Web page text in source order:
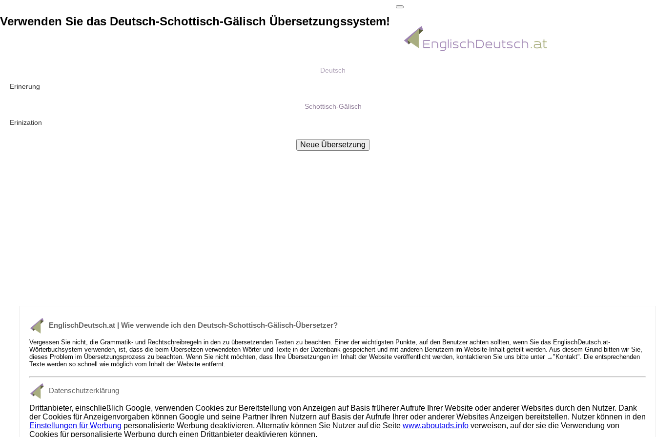
Verwenden Sie das Deutsch-Schottisch-Gälisch Übersetzungssystem!
Deutsch
Erinerung
Schottisch-Gälisch
Erinization
EnglischDeutsch.at | Wie verwende ich den Deutsch-Schottisch-Gälisch-Übersetzer?
Vergessen Sie nicht, die Grammatik- und Rechtschreibregeln in den zu übersetzenden Texten zu beachten. Einer der wichtigsten Punkte, auf den Benutzer achten sollten, wenn Sie das EnglischDeutsch.at-
Wörterbuchsystem verwenden, ist, dass die beim Übersetzen verwendeten Wörter und Texte in der Datenbank gespeichert und mit anderen Benutzern im Website-Inhalt geteilt werden. Aus diesem Grund bitten wir Sie,
dieses Problem im Übersetzungsprozess zu beachten. Wenn Sie nicht möchten, dass Ihre Übersetzungen im Inhalt der Website veröffentlicht werden, kontaktieren Sie uns bitte unter →"Kontakt". Die entsprechenden
Texte werden so schnell wie möglich vom Inhalt der Website entfernt.
Datenschutzerklärung
Drittanbieter, einschließlich Google, verwenden Cookies zur Bereitstellung von Anzeigen auf Basis früherer Aufrufe Ihrer Website oder anderer Websites durch den Nutzer. Dank
der Cookies für Anzeigenvorgaben können Google und seine Partner Ihren Nutzern auf Basis der Aufrufe Ihrer oder anderer Websites Anzeigen bereitstellen. Nutzer können in den
Einstellungen für Werbung personalisierte Werbung deaktivieren. Alternativ können Sie Nutzer auf die Seite www.aboutads.info verweisen, auf der sie die Verwendung von
Cookies für personalisierte Werbung durch einen Drittanbieter deaktivieren können.